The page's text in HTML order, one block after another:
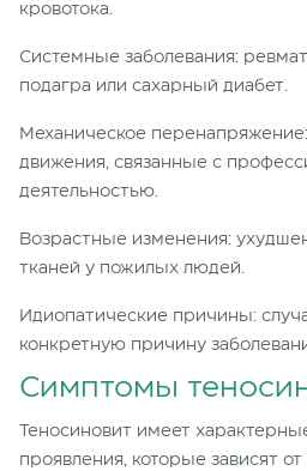
кровотока.
Системные заболевания:
подагра или сахарный диабет.
Механическое
движения, связанные с
деятельностью.
Возрастные изменения:
тканей у пожилых людей.
Идиопатические причины:
конкретную причину
Симптомы
Теносиновит имеет
проявления, которые зависят